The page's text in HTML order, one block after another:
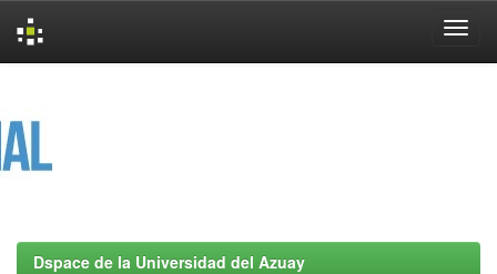
Dspace de la Universidad del Azuay